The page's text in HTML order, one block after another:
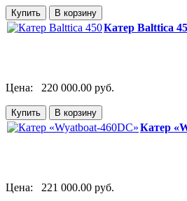
Катер Balttica
Цена: 220 000.00 руб.
Катер
Цена: 221 000.00 руб.